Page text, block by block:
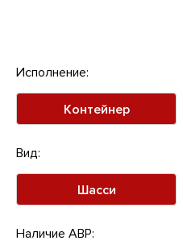
Исполнение:
Контейнер
Вид:
Шасси
Наличие АВР: